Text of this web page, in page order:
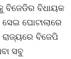
ବିଜେଡିର ବିଧାୟକ
ଘୋଟାଲାରେ
ରାଜ୍ୟରେ ବିଜେପି
ସବୁ